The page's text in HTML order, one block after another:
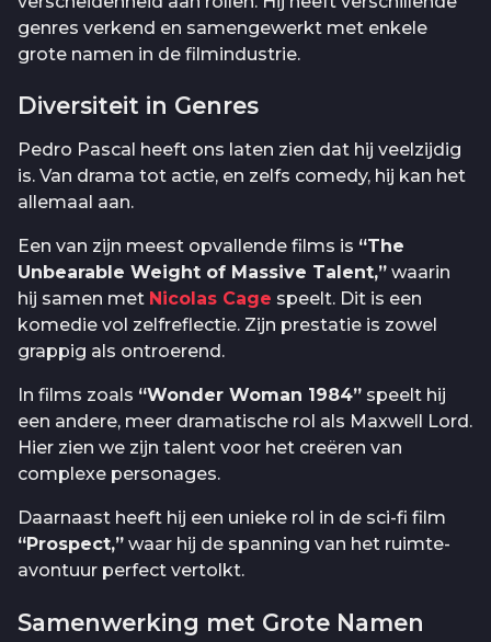
genres verkend en samengewerkt met enkele
grote namen in de filmindustrie.
Diversiteit in Genres
Pedro Pascal heeft ons laten zien dat hij veelzijdig
is. Van drama tot actie, en zelfs comedy, hij kan het
allemaal aan.
Een van zijn meest opvallende films is “The
Unbearable Weight of Massive Talent,” waarin
hij samen met Nicolas Cage speelt. Dit is een
komedie vol zelfreflectie. Zijn prestatie is zowel
grappig als ontroerend.
In films zoals “Wonder Woman 1984” speelt hij
een andere, meer dramatische rol als Maxwell Lord.
Hier zien we zijn talent voor het creëren van
complexe personages.
Daarnaast heeft hij een unieke rol in de sci-fi film
“Prospect,” waar hij de spanning van het ruimte-
avontuur perfect vertolkt.
Samenwerking met Grote Namen